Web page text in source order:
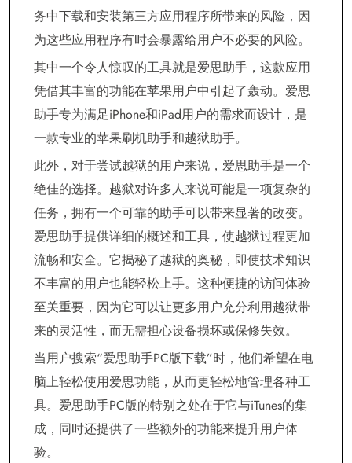
务中下载和安装第三方应用程序所带来的风险，因
为这些应用程序有时会暴露给用户不必要的风险。
其中一个令人惊叹的工具就是爱思助手，这款应用
凭借其丰富的功能在苹果用户中引起了轰动。爱思
助手专为满足iPhone和iPad用户的需求而设计，是
一款专业的苹果刷机助手和越狱助手。
此外，对于尝试越狱的用户来说，爱思助手是一个
绝佳的选择。越狱对许多人来说可能是一项复杂的
任务，拥有一个可靠的助手可以带来显著的改变。
爱思助手提供详细的概述和工具，使越狱过程更加
流畅和安全。它揭秘了越狱的奥秘，即使技术知识
不丰富的用户也能轻松上手。这种便捷的访问体验
至关重要，因为它可以让更多用户充分利用越狱带
来的灵活性，而无需担心设备损坏或保修失效。
当用户搜索“爱思助手PC版下载”时，他们希望在电
脑上轻松使用爱思功能，从而更轻松地管理各种工
具。爱思助手PC版的特别之处在于它与iTunes的集
成，同时还提供了一些额外的功能来提升用户体
验。